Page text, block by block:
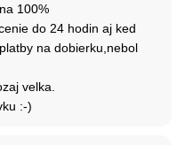
100%
do 24 hodin aj ked
na dobierku,nebol
velka.
:-)